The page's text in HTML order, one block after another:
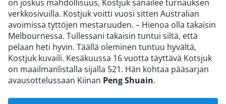
on joskus mahdollisuus, Kostjuk sanailee turnauksen
verkkosivuilla. Kostjuk voitti vuosi sitten Australian
avoimissa tyttöjen mestaruuden. – Hienoa olla takaisin
Melbournessa. Tullessani takaisin tuntui siltä, että
pelaan heti hyvin. Täällä oleminen tuntuu hyvältä,
Kostjuk kuvaili. Kesäkuussa 16 vuotta täyttävä Kotsjuk
on maailmanlistalla sijalla 521. Hän kohtaa pääsarjan
avausottelussaan Kiinan Peng Shuain.